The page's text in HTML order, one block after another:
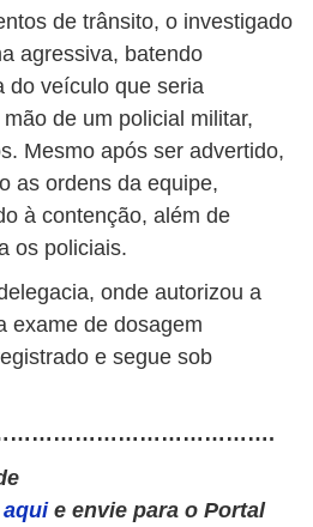
de trânsito, o investigado
agressiva, batendo
do veículo que seria
de um policial militar,
Mesmo após ser advertido,
as ordens da equipe,
à contenção, além de
os policiais.
onde autorizou a
exame de dosagem
e segue sob
aqui e envie para o Portal